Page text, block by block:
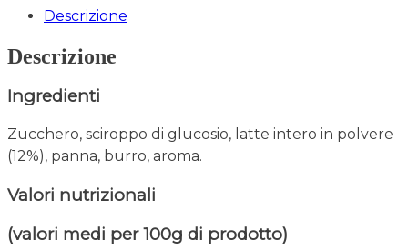
Descrizione
Descrizione
Ingredienti
Zucchero, sciroppo di glucosio, latte intero in polvere
(12%), panna, burro, aroma.
Valori nutrizionali
(valori medi per 100g di prodotto)